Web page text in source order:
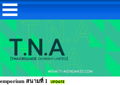
emporium สนามที่ 1